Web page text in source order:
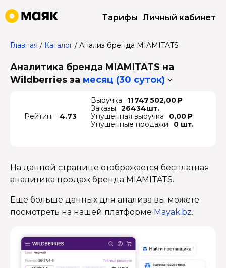
Тарифы Личный кабинет
Главная / Каталог/ Анализ бренда MIAMITATS
Аналитика бренда MIAMITATS на
Wildberries за месяц (30 суток)
Рейтинг 4.73
Выручка
11 747 502,00 ₽
Заказы
26434шт.
Упущенная выручка
0,00 ₽
Упущенные продажи
0 шт.
На данной странице отображается бесплатная
аналитика продаж бренда MIAMITATS.
Еще больше данных для анализа вы можете
посмотреть на нашей платформе Mayak.bz.